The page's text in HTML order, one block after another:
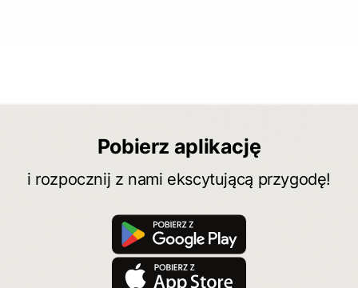
Pobierz aplikację
i rozpocznij z nami ekscytującą przygodę!